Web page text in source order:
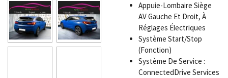
Appuie-Lombaire Siège
AV Gauche Et Droit, À
Réglages Électriques
Système Start/Stop
(Fonction)
Système De Service :
ConnectedDrive Services